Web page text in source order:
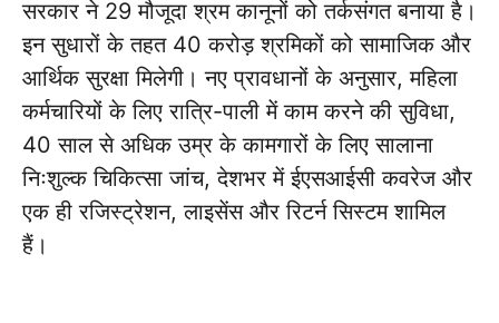
सरकार ने 29 मौजूदा श्रम कानूनों को तर्कसंगत बनाया है।
इन सुधारों के तहत 40 करोड़ श्रमिकों को सामाजिक और
आर्थिक सुरक्षा मिलेगी। नए प्रावधानों के अनुसार, महिला
कर्मचारियों के लिए रात्रि-पाली में काम करने की सुविधा,
40 साल से अधिक उम्र के कामगारों के लिए सालाना
निःशुल्क चिकित्सा जांच, देशभर में ईएसआईसी कवरेज और
एक ही रजिस्ट्रेशन, लाइसेंस और रिटर्न सिस्टम शामिल
हैं।